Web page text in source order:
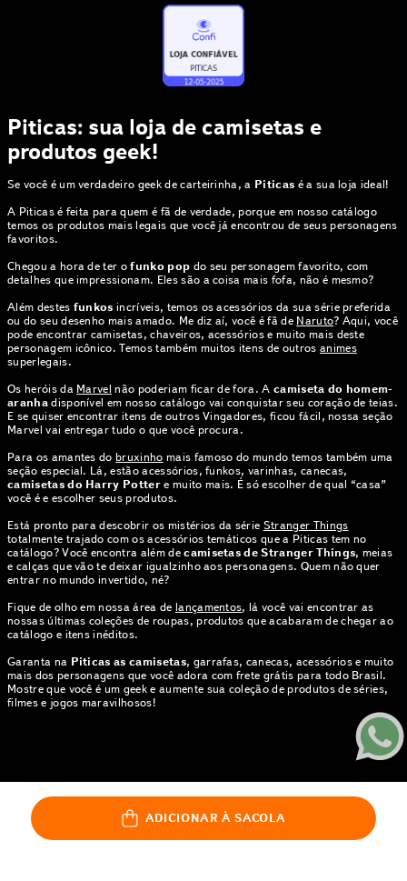
ADICIONAR À SACOLA
Piticas: sua loja de camisetas e
produtos geek!
Se você é um verdadeiro geek de carteirinha, a Piticas é a sua loja ideal!
A Piticas é feita para quem é fã de verdade, porque em nosso catálogo
temos os produtos mais legais que você já encontrou de seus personagens
favoritos.
Chegou a hora de ter ofunko pop do seu personagem favorito, com
detalhes que impressionam. Eles são a coisa mais fofa, não é mesmo?
Além destes funkos incríveis, temos os acessórios da sua série preferida
ou do seu desenho mais amado. Me diz aí, você é fã de Naruto? Aqui, você
pode encontrar camisetas, chaveiros, acessórios e muito mais deste
personagem icônico. Temos também muitos itens de outros animes
superlegais.
Os heróis da Marvel não poderiam ficar de fora. Acamiseta do homem-
aranhadisponível em nosso catálogo vai conquistar seu coração de teias.
E se quiser encontrar itens de outros Vingadores, ficou fácil, nossa seção
Marvel vai entregar tudo o que você procura.
Para os amantes dobruxinho mais famoso do mundo temos também uma
seção especial. Lá, estão acessórios, funkos, varinhas, canecas,
camisetas do Harry Potter e muito mais. É só escolher de qual “casa”
você é e escolher seus produtos.
Está pronto para descobrir os mistérios da série Stranger Things
totalmente trajado com os acessórios temáticos que a Piticas tem no
catálogo? Você encontra além decamisetas de Stranger Things, meias
e calças que vão te deixar igualzinho aos personagens. Quem não quer
entrar no mundo invertido, né?
Fique de olho em nossa área de lançamentos, lá você vai encontrar as
nossas últimas coleções de roupas, produtos que acabaram de chegar ao
catálogo e itens inéditos.
Garanta na Piticas as camisetas, garrafas, canecas, acessórios e muito
mais dos personagens que você adora com frete grátis para todo Brasil.
Mostre que você é um geek e aumente sua coleção de produtos de séries,
filmes e jogos maravilhosos!
ROD SP 255 KM 169, LOTE GLEBA A5 E B, ÁREA RURAL DE BARRA
BONITA | BARRA BONITA - SP | CEP 17349-899